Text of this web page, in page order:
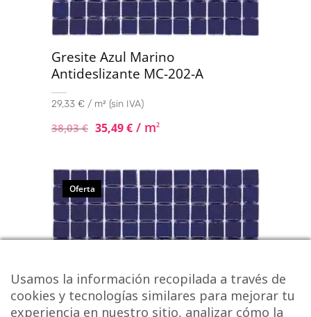
Gresite Azul Marino
Antideslizante MC-202-A
29,33 € / m² (sin IVA)
38,03€ 35,49€ / m2
Oferta
Usamos la información recopilada a través de
cookies y tecnologías similares para mejorar tu
experiencia en nuestro sitio, analizar cómo la